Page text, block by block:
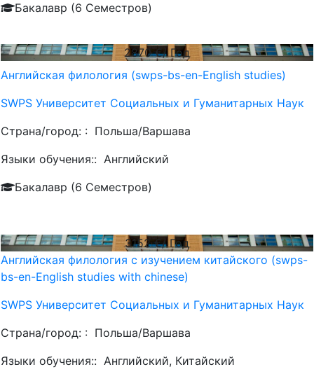
Бакалавр (6 Семестров)
2870€/ Год
Английская филология (swps-bs-en-English studies)
SWPS Университет Социальных и Гуманитарных Наук
Страна/город: : Польша/Варшава
Языки обучения:: Английский
Бакалавр (6 Семестров)
3152€/ Год
Английская филология с изучением китайского (swps-
bs-en-English studies with chinese)
SWPS Университет Социальных и Гуманитарных Наук
Страна/город: : Польша/Варшава
Языки обучения:: Английский, Китайский